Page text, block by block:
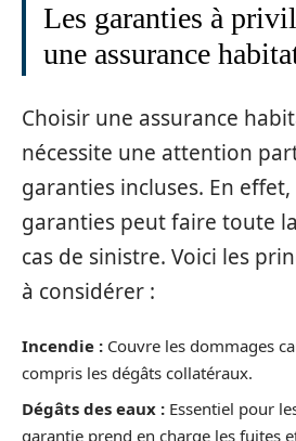
Les garanties à
une assurance
Choisir une assurance
nécessite une attention
garanties incluses. En
garanties peut faire toute
cas de sinistre. Voici les
à considérer :
Incendie : Couvre les dommages
compris les dégâts collatéraux.
Dégâts des eaux : Essentiel pour
garantie prend en charge les fuites